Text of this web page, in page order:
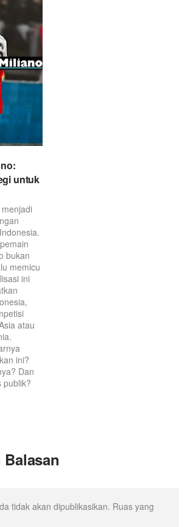
untuk
bukan
memicu
ini
atau
ini?
Dan
publik?
tidak akan dipublikasikan. Ruas yang